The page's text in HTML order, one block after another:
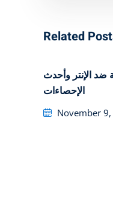
Related
ضد الإنتر وأحدث
الإحصاءات
Posted
November